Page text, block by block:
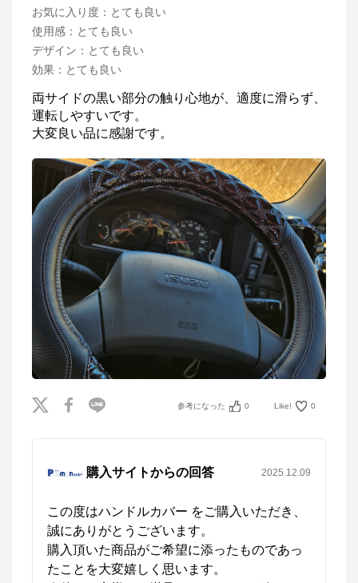
お気に入り度 ： とても良い
使用感 ： とても良い
デザイン ： とても良い
効果 ： とても良い
両サイドの黒い部分の触り心地が、適度に滑らず、
運転しやすいです。
大変良い品に感謝です。
参考になった 0 Like! 0
購入サイトからの回答 2025.12.09
この度はハンドルカバー をご購入いただき、
誠にありがとうございます。
購入頂いた商品がご希望に添ったものであっ
たことを大変嬉しく思います。